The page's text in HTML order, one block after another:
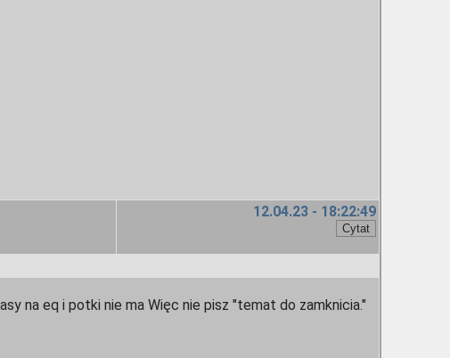
12.04.23 - 18:22:49
na eq i potki nie ma Więc nie pisz "temat do zamknicia."